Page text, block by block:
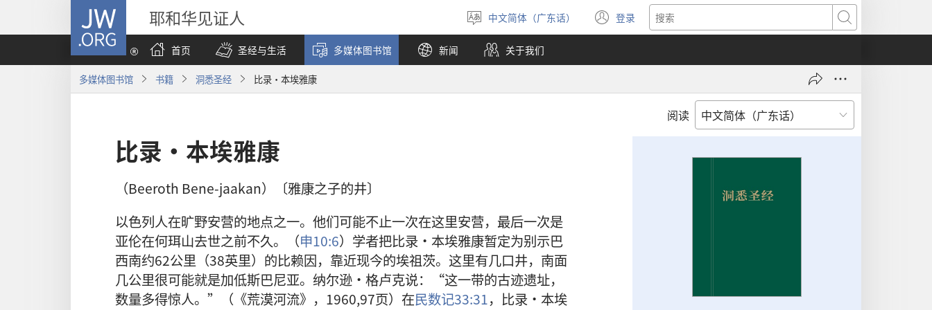
JW.ORG 耶和华见证人
选
择
语
言
中文简体（广东话） 登录
（打
开
窗
搜
索
首页
圣经与生活 多媒体图书馆 新闻 关于我们
多媒体图书馆 书籍 洞悉圣经 比录·本埃雅康
阅读
比录·本埃雅康
（Beeroth Bene-jaakan）〔雅康之子的井〕
以色列人在旷野安营的地点之一。他们可能不止一次在这里安营，最后一次是
亚伦在何珥山去世之前不久。（申10:6）学者把比录·本埃雅康暂定为别示巴
西南约62公里（38英里）的比赖因，靠近现今的埃祖茨。这里有几口井，南面
几公里很可能就是加低斯巴尼亚。纳尔逊·格卢克说：“这一带的古迹遗址，
数量多得惊人。”（《荒漠河流》，1960,97页）在民数记33:31，比录·本埃